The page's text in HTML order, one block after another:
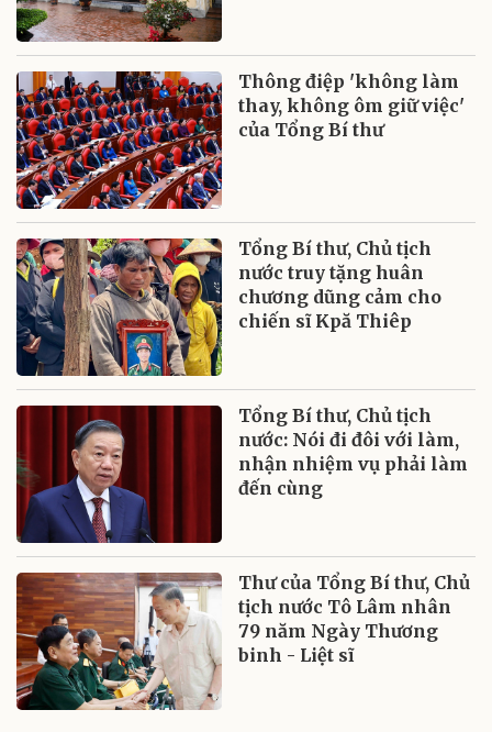
Thông điệp 'không làm
thay, không ôm giữ việc'
của Tổng Bí thư
Tổng Bí thư, Chủ tịch
nước truy tặng huân
chương dũng cảm cho
chiến sĩ Kpă Thiêp
Tổng Bí thư, Chủ tịch
nước: Nói đi đôi với làm,
nhận nhiệm vụ phải làm
đến cùng
Thư của Tổng Bí thư, Chủ
tịch nước Tô Lâm nhân
79 năm Ngày Thương
binh - Liệt sĩ